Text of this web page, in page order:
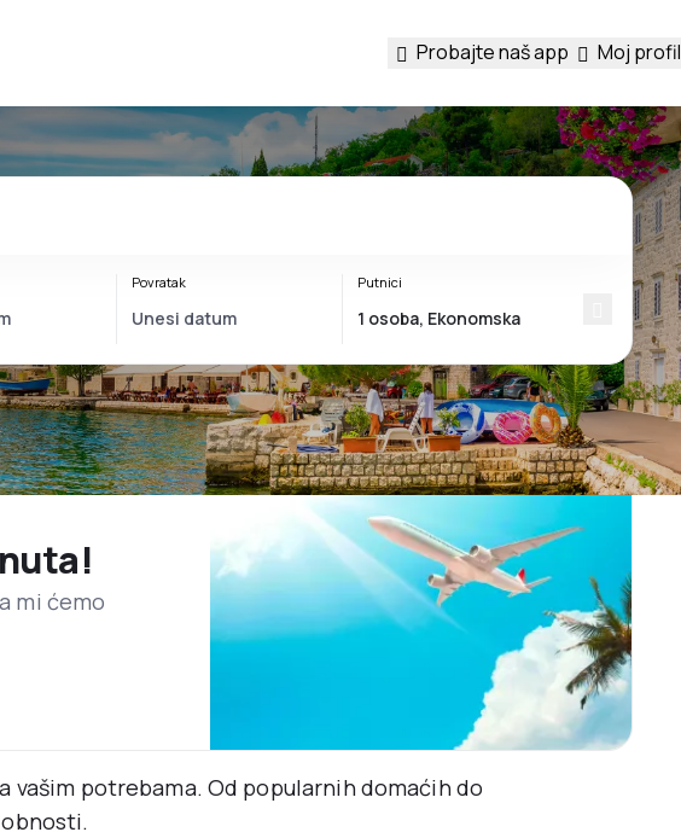
Probajte naš app Moj profil
Povratak Putnici
mi ćemo
potrebama. Od popularnih domaćih do